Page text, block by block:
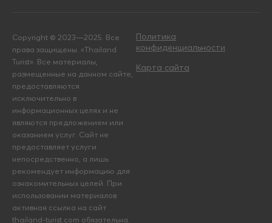
Copyright © 2023—2025. Все
права защищены. «Thailand
Turist». Все материалы,
размещенные на данном сайте,
предоставляются
исключительно в
информационных целях и не
являются предложением или
оказанием услуг. Сайт не
предоставляет услуги
непосредственно, а лишь
рекомендует информацию для
ознакомительных целей. При
использовании материалов
активная ссылка на сайт
thailand-turist.com обязательна.
Политика
конфиденциальности
Карта сайта